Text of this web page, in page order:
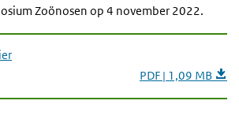
Zoönosen op 4 november 2022.
PDF | 1,09 MB